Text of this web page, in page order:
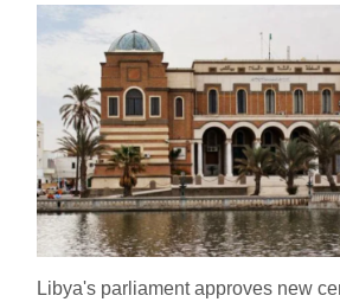
Libya's parliament approves new